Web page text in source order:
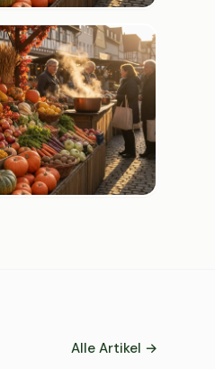
Alle Artikel →